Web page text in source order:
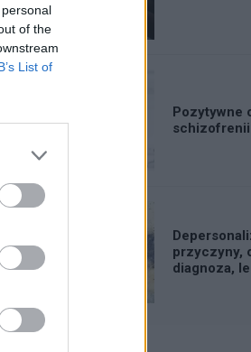
of the
List of
Pozytywne
przyczyny,
diagnoza,